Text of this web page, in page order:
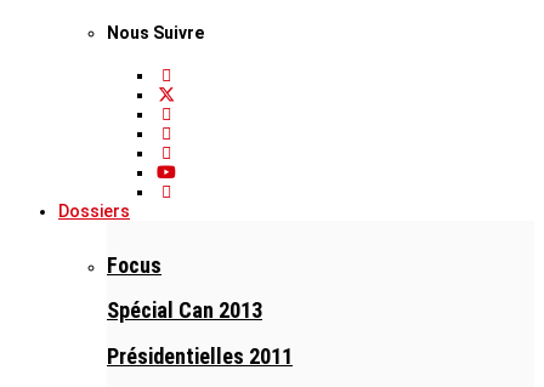
Nous Suivre
Dossiers
Focus
Spécial Can 2013
Présidentielles 2011